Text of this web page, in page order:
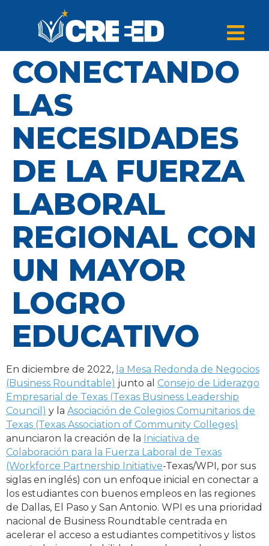
CONECTANDO
LAS
NECESIDADES
DE LA FUERZA
LABORAL
REGIONAL CON
UN MAYOR
LOGRO
EDUCATIVO
En diciembre de 2022, la Mesa Redonda de Negocios
(Business Roundtable) junto al Consejo de Liderazgo
Empresarial de Texas (Texas Business Leadership
Council) y la Asociación de Colegios Comunitarios de
Texas (Texas Association of Community Colleges)
anunciaron la creación de la Iniciativa de
Colaboración para la Fuerza Laboral de Texas
(Workforce Partnership Initiative-Texas/WPI, por sus
siglas en inglés) con un enfoque inicial en conectar a
los estudiantes con buenos empleos en las regiones
de Dallas, El Paso y San Antonio. WPI es una prioridad
nacional de Business Roundtable centrada en
acelerar el acceso a estudiantes competitivos y listos